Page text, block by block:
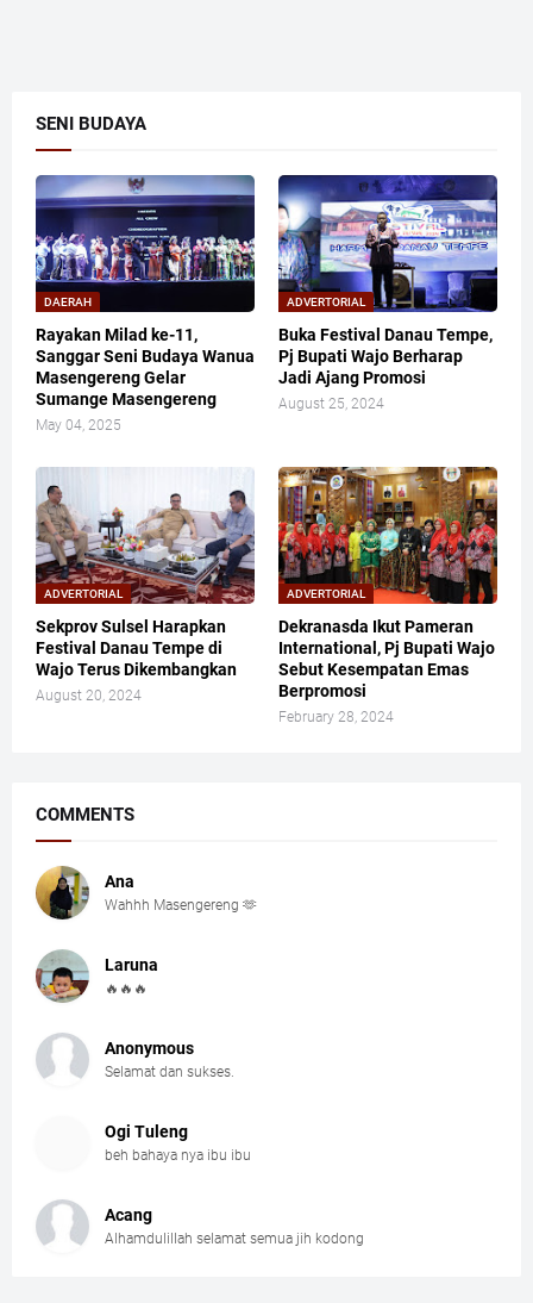
SENI BUDAYA
DAERAH
Rayakan Milad ke-11,
Sanggar Seni Budaya Wanua
Masengereng Gelar
Sumange Masengereng
May 04, 2025
ADVERTORIAL
Buka Festival Danau Tempe,
Pj Bupati Wajo Berharap
Jadi Ajang Promosi
August 25, 2024
ADVERTORIAL
Sekprov Sulsel Harapkan
Festival Danau Tempe di
Wajo Terus Dikembangkan
August 20, 2024
ADVERTORIAL
Dekranasda Ikut Pameran
International, Pj Bupati Wajo
Sebut Kesempatan Emas
Berpromosi
February 28, 2024
COMMENTS
Ana
Wahhh Masengereng 🫶
Laruna
🔥🔥🔥
Anonymous
Selamat dan sukses.
Ogi Tuleng
beh bahaya nya ibu ibu
Acang
Alhamdulillah selamat semua jih kodong